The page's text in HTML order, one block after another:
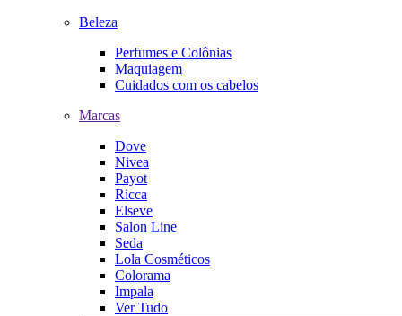
Beleza
Perfumes e Colônias
Maquiagem
Cuidados com os cabelos
Marcas
Dove
Nivea
Payot
Ricca
Elseve
Salon Line
Seda
Lola Cosméticos
Colorama
Impala
Ver Tudo